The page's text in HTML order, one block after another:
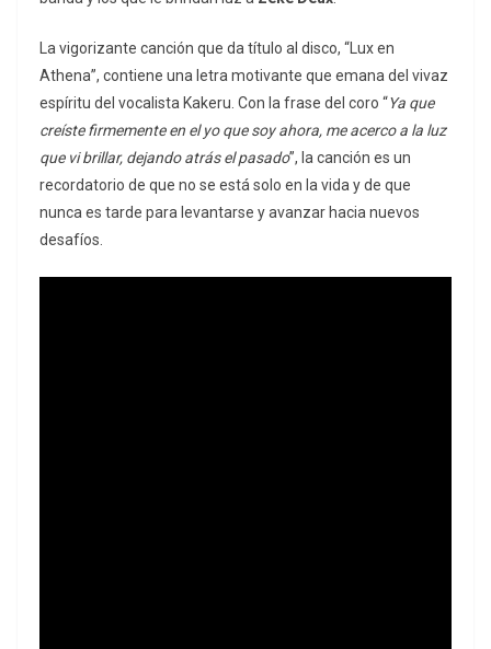
La vigorizante canción que da título al disco, “Lux en
Athena”, contiene una letra motivante que emana del vivaz
espíritu del vocalista Kakeru. Con la frase del coro “Ya que
creíste firmemente en el yo que soy ahora, me acerco a la luz
que vi brillar, dejando atrás el pasado”, la canción es un
recordatorio de que no se está solo en la vida y de que
nunca es tarde para levantarse y avanzar hacia nuevos
desafíos.